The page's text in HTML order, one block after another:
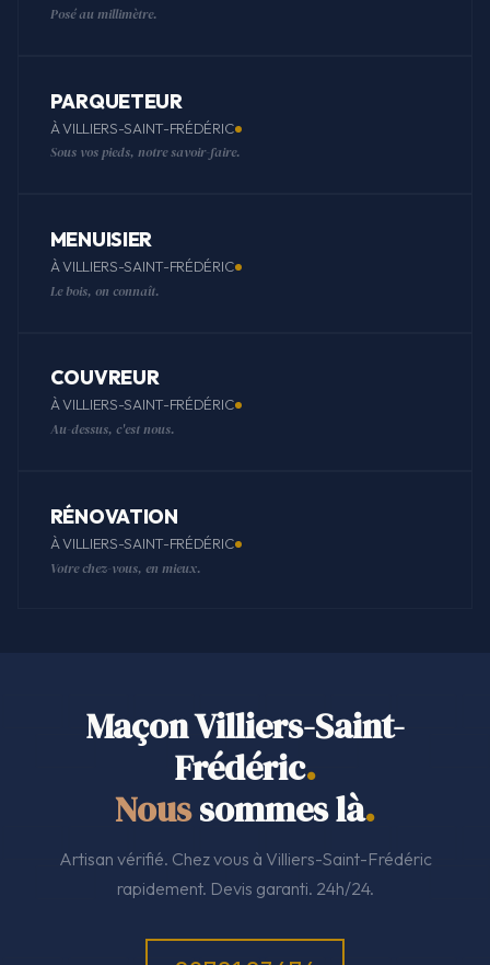
Posé au millimètre.
PARQUETEUR
À VILLIERS-SAINT-FRÉDÉRIC
Sous vos pieds, notre savoir-faire.
MENUISIER
À VILLIERS-SAINT-FRÉDÉRIC
Le bois, on connaît.
COUVREUR
À VILLIERS-SAINT-FRÉDÉRIC
Au-dessus, c'est nous.
RÉNOVATION
À VILLIERS-SAINT-FRÉDÉRIC
Votre chez-vous, en mieux.
Maçon Villiers-Saint-
Frédéric.
Noussommes là.
Artisan vérifié. Chez vous à Villiers-Saint-Frédéric
rapidement. Devis garanti. 24h/24.